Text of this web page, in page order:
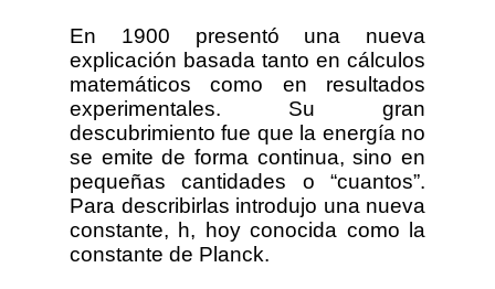
En 1900 presentó una nueva
explicación basada tanto en cálculos
matemáticos como en resultados
experimentales. Su gran
descubrimiento fue que la energía no
se emite de forma continua, sino en
pequeñas cantidades o “cuantos”.
Para describirlas introdujo una nueva
constante, h, hoy conocida como la
constante de Planck.